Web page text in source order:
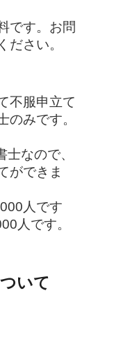
です。お問
ださい。
不服申立て
のみです。
なので、
ができま
人です
人です。
いて